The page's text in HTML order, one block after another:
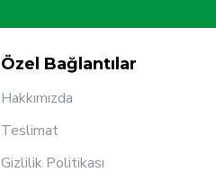
Özel Bağlantılar
Hakkımızda
Teslimat
Gizlilik Politikası